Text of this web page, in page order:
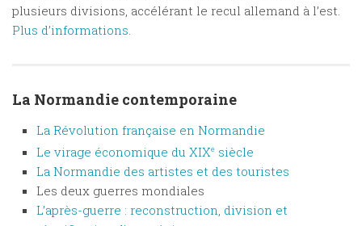
plusieurs divisions, accélérant le recul allemand à l’est.
Plus d’informations
La Normandie contemporaine
La Révolution française en Normandie
Le virage économique du XIXe siècle
La Normandie des artistes et des touristes
Les deux guerres mondiales
L’après-guerre : reconstruction, division et